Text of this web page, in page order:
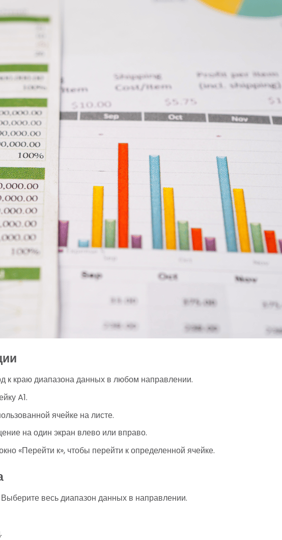
к краю диапазона данных в любом направлении.
A1.
ячейке на листе.
на один экран влево или вправо.
«Перейти к», чтобы перейти к определенной ячейке.
весь диапазон данных в направлении.